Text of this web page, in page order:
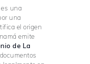
es una
una
el origen
emite
de La